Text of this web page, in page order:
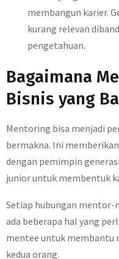
membangun karier.
kurang relevan
pengetahuan.
Bagaimana
Bisnis yang
Mentoring bisa menjadi
bermakna. Ini
dengan pemimpin
junior untuk membentuk
Setiap hubungan mentor-
ada beberapa hal yang
mentee untuk membantu
kedua orang.